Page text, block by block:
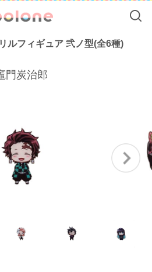
colone（
ルフィギュア 弐ノ型(全6種)
門炭治郎